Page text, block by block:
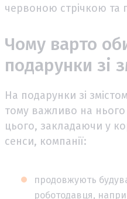
червоною стрічкою та
Чому варто
подарунки зі
На подарунки зі
тому важливо на нього
цього, закладаючи у
сенси, компанії:
продовжують
роботодавця,